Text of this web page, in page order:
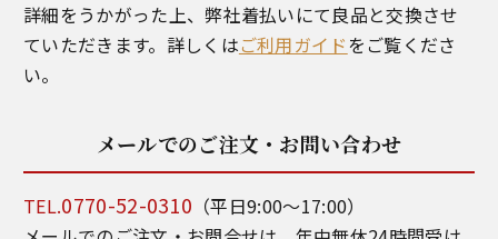
詳細をうかがった上、弊社着払いにて良品と交換させ
ていただきます。詳しくはご利用ガイドをご覧くださ
い。
メールでのご注文・お問い合わせ
TEL.0770-52-0310 （平日9:00～17:00）